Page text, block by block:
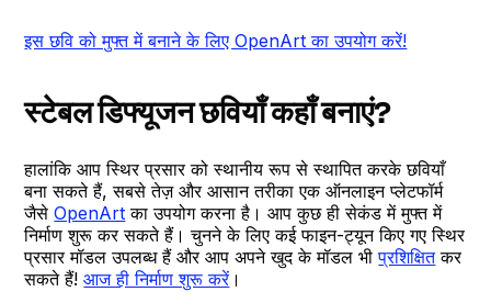
इस छवि को मुफ्त में बनाने के लिए OpenArt का उपयोग करें!
स्टेबल डिफ्यूजन छवियाँ कहाँ बनाएं?
हालांकि आप स्थिर प्रसार को स्थानीय रूप से स्थापित करके छवियाँ
बना सकते हैं, सबसे तेज़ और आसान तरीका एक ऑनलाइन प्लेटफॉर्म
जैसेOpenArt का उपयोग करना है। आप कुछ ही सेकंड में मुफ्त में
निर्माण शुरू कर सकते हैं। चुनने के लिए कई फाइन-ट्यून किए गए स्थिर
प्रसार मॉडल उपलब्ध हैं और आप अपने खुद के मॉडल भीप्रशिक्षितकर
सकते हैं!आज ही निर्माण शुरू करें।